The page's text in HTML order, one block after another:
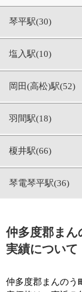
琴平駅(30)
塩入駅(10)
岡田(高松)駅(52)
羽間駅(18)
榎井駅(66)
琴電琴平駅(36)
仲多度郡まん
実績について
仲多度郡まんのう